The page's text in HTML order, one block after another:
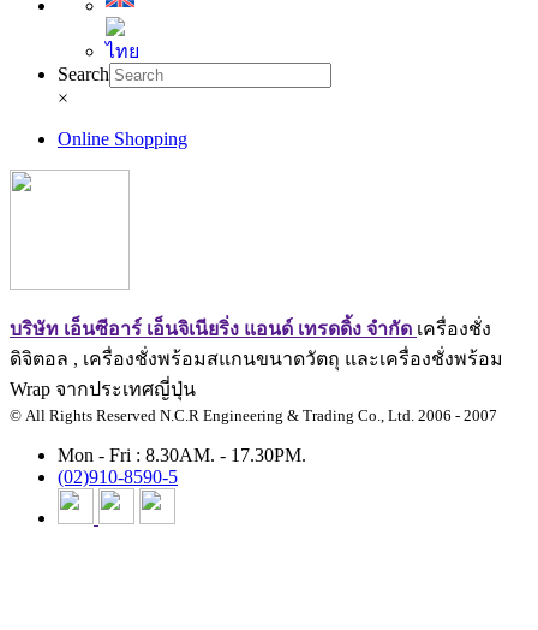
Search
×
Online Shopping
บริษัท เอ็นซีอาร์ เอ็นจิเนียริ่ง แอนด์ เทรดดิ้ง จำกัด เครื่องชั่ง
ดิจิตอล , เครื่องชั่งพร้อมสแกนขนาดวัตถุ และเครื่องชั่งพร้อม
Wrap จากประเทศญี่ปุ่น
© All Rights Reserved N.C.R Engineering & Trading Co., Ltd. 2006 - 2007
Mon - Fri : 8.30AM. - 17.30PM.
(02)910-8590-5